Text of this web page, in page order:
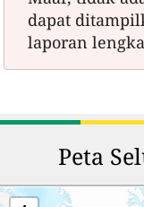
dapat
laporan
Peta